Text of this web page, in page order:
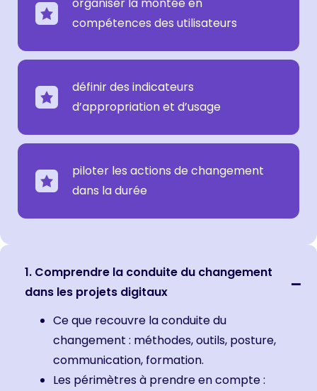
organiser la montée en
compétences des utilisateurs
définir des indicateurs
d’appropriation et d’usage
piloter les actions de changement
dans la durée
1. Comprendre la conduite du changement
dans les projets digitaux
Ce que recouvre la conduite du
changement : méthodes, outils, posture,
communication, formation.
Les périmètres à prendre en compte :